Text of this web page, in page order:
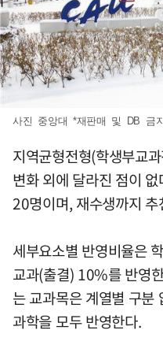
사진 중앙대 *재판매 및 DB 금
지역균형전형(학생부교
변화 외에 달라진 점이
20명이며, 재수생까지 추
세부요소별 반영비율은
교과(출결) 10%를 반영
는 교과목은 계열별 구분
과학을 모두 반영한다.